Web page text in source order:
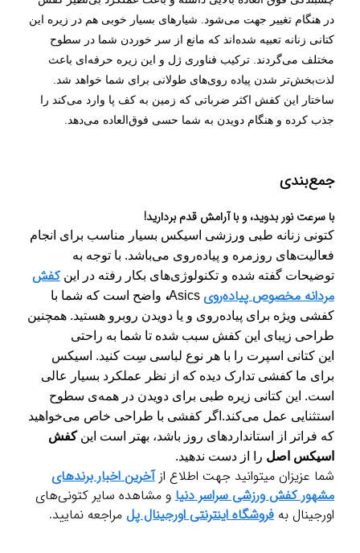
در هنگام تغییر جهت‌ می‌شود. شیارهای بسیار خوبی هم در زیره این
کتانی زنانه تعبیه شده‌اند که مانع از سر خوردن شما در سطوح
مختلف می‌گردند. ترکیب فناوری ژل و این زیره حرفه‌ای باعث
لذت‌بخش‌تر شدن پیاده روی‌های طولانی برای شما خواهد شد.
ساختار این کفش اکثر ضرباتی که زمین به کف پا وارد می‌کند را
جذب کرده و هنگام دویدن به شما حسی فوق‌العاده می‌دهد.
جمع‌بندی
با سرعت نور بدوید، و با آرامش قدم بردارید!
کتونی زنانه طبی ورزشی اسیکس بسیار مناسب برای انجام
فعالیت‌های روزمره و پیاده‌روی می‌باشد. با توجه به
توضیحات گفته شده و تکنولوژی‌های بکار رفته در اینکفش
مردانه مخصوص پیاده‌روی
، واضح است که شما با
کفشی ویژه برای پیاده‌روی و یا دویدن روبرو هستید. همچنین
طراحی زیبای این کفش سبب شده تا شما به راحتی
این کتانی اسپرت را با هر نوع لباسی سِت کنید. اسیکس
برای ما کفشی تدارک دیده که از نظر عملکرد بسیار عالی
است. این کتانی زیره طبی برای دویدن در همه‌ی سطوح
استثنایی عمل می‌کند. اگر کفشی با طراحی خاص می‌خواهید
که فراتر از استانداردهای روز باشد، بهتر است این کفش
اسیکس اصل را از دست ندهید.
شما عزیزان میتوانید جهت اطلاع ازآخرین اخبار برندهای
مشهور کفش ورزشی سراسر دنیا و مشاهده سایر کتونی‌های
اورجینال به فروشگاه اینترنتی اورجینال پل مراجعه نمایید.